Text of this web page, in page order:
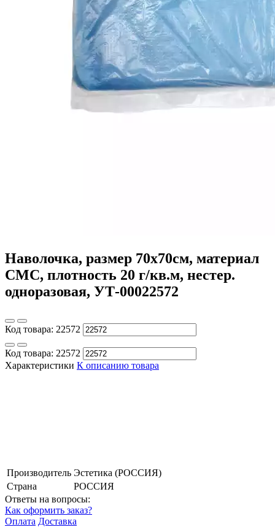
Наволочка, размер 70х70см, материал
СМС, плотность 20 г/кв.м, нестер.
одноразовая, УТ-00022572
Код товара: 22572
Код товара: 22572
Характеристики К описанию товара
Производитель Эстетика (РОССИЯ)
Страна
РОССИЯ
Ответы на вопросы:
Как оформить заказ?
Оплата Доставка